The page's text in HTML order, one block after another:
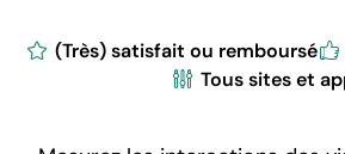
(Très) satisfait ou remboursé
Tous sites et